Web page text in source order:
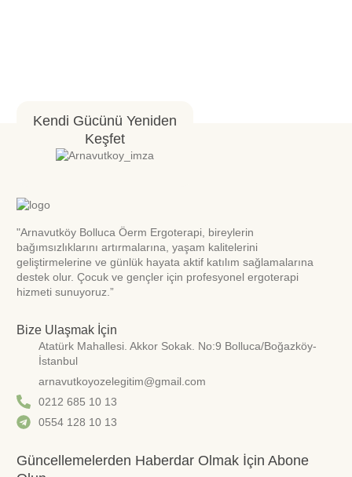
Kendi Gücünü Yeniden
Keşfet
"Arnavutköy Bolluca Öerm Ergoterapi, bireylerin
bağımsızlıklarını artırmalarına, yaşam kalitelerini
geliştirmelerine ve günlük hayata aktif katılım sağlamalarına
destek olur. Çocuk ve gençler için profesyonel ergoterapi
hizmeti sunuyoruz.”
Bize Ulaşmak İçin
Atatürk Mahallesi. Akkor Sokak. No:9 Bolluca/Boğazköy-
İstanbul
arnavutkoyozelegitim@gmail.com
0212 685 10 13
0554 128 10 13
Güncellemelerden Haberdar Olmak İçin Abone